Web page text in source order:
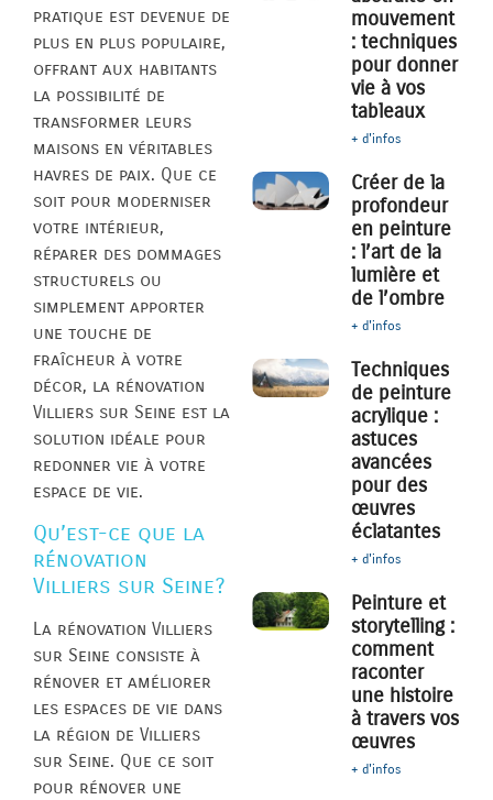
pratique est devenue de
plus en plus populaire,
offrant aux habitants
la possibilité de
transformer leurs
maisons en véritables
havres de paix. Que ce
soit pour moderniser
votre intérieur,
réparer des dommages
structurels ou
simplement apporter
une touche de
fraîcheur à votre
décor, la rénovation
Villiers sur Seine est la
solution idéale pour
redonner vie à votre
espace de vie.
Qu’est-ce que la
rénovation
Villiers sur Seine?
La rénovation Villiers
sur Seine consiste à
rénover et améliorer
les espaces de vie dans
la région de Villiers
sur Seine. Que ce soit
pour rénover une
mouvement
: techniques
pour donner
vie à vos
tableaux
+ d'infos
Créer de la
profondeur
en peinture
: l’art de la
lumière et
de l’ombre
+ d'infos
Techniques
de peinture
acrylique :
astuces
avancées
pour des
œuvres
éclatantes
+ d'infos
Peinture et
storytelling :
comment
raconter
une histoire
à travers vos
œuvres
+ d'infos